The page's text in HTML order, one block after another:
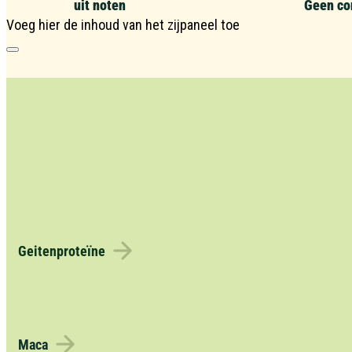
uit noten
Geen
Voeg hier de inhoud van het zijpaneel toe
Geitenproteïne
Maca